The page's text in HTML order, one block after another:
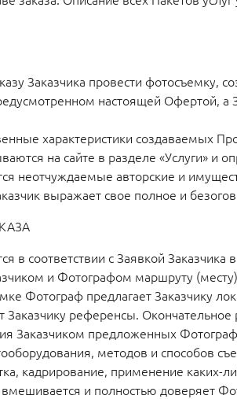
Заказчика провести фотосъемку,
настоящей Офертой, а
характеристики создаваемых
на сайте в разделе «Услуги» и
неотчуждаемые авторские и
выражает свое полное и
в соответствии с Заявкой
и Фотографом маршруту
Фотограф предлагает Заказчику
Заказчику референсы.
Заказчиком предложенных
методов и способов
кадрирование, применение
и полностью доверяет